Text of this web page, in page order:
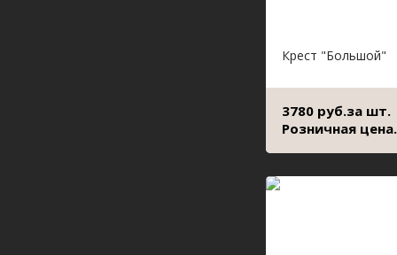
Крест "Большой"
3780 руб.за шт.
Розничная цена.